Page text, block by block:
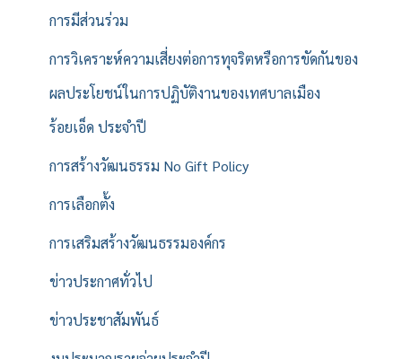
การมีส่วนร่วม
การวิเคราะห์ความเสี่ยงต่อการทุจริตหรือการขัดกันของ
ผลประโยชน์ในการปฏิบัติงานของเทศบาลเมือง
ร้อยเอ็ด ประจำปี
การสร้างวัฒนธรรม No Gift Policy
การเลือกตั้ง
การเสริมสร้างวัฒนธรรมองค์กร
ข่าวประกาศทั่วไป
ข่าวประชาสัมพันธ์